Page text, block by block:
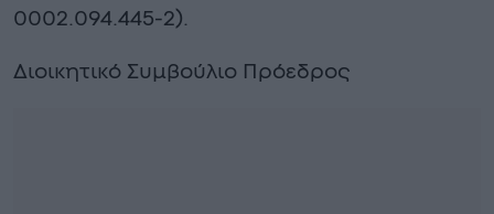
0002.094.445-2).
Διοικητικό Συμβούλιο Πρόεδρος